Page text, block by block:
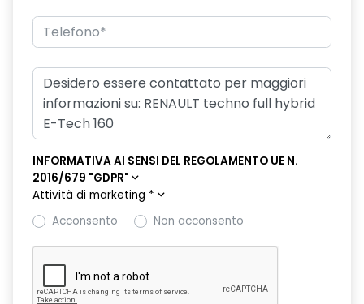
HAR02
intelligent speed assist assistenza al superamento dei limiti
di velocità
lunotto posteriore con funzione sbrinamento
multi-sense a 4 modalità
privacy glass
INFORMATIVA AI SENSI DEL REGOLAMENTO UE N.
2016/679 "GDPR"
Attività di marketing *
Acconsento
Non acconsento